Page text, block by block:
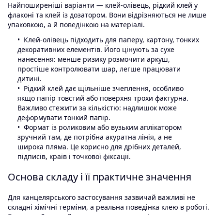
Найпоширеніші варіанти — клей-олівець, рідкий клей у
флаконі та клей із дозатором. Вони відрізняються не лише
упаковкою, а й поведінкою на матеріалі.
Клей-олівець підходить для паперу, картону, тонких
декоративних елементів. Його цінують за сухе
нанесення: менше ризику розмочити аркуш,
простіше контролювати шар, легше працювати
дитині.
Рідкий клей дає щільніше зчеплення, особливо
якщо папір товстий або поверхня трохи фактурна.
Важливо стежити за кількістю: надлишок може
деформувати тонкий папір.
Формат із роликовим або вузьким аплікатором
зручний там, де потрібна акуратна лінія, а не
широка пляма. Це корисно для дрібних деталей,
підписів, країв і точкової фіксації.
Основа складу і її практичне значення
Для канцелярського застосування зазвичай важливі не
складні хімічні терміни, а реальна поведінка клею в роботі.